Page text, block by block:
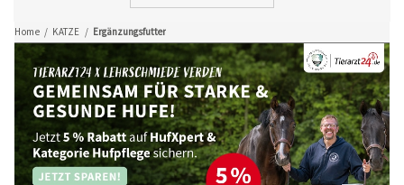
Home / KATZE / Ergänzungsfutter